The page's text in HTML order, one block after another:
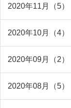
2020年11月（5）
2020年10月（4）
2020年09月（2）
2020年08月（5）